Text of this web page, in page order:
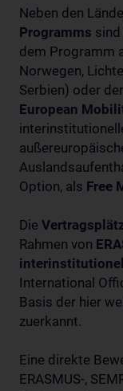
Neben den
Programms
dem Programm
Norwegen,
Serbien) oder
European
Option, als Free
Die
Rahmen von
International
Basis der hier
zuerkannt.
Eine direkte
ERASMUS-,